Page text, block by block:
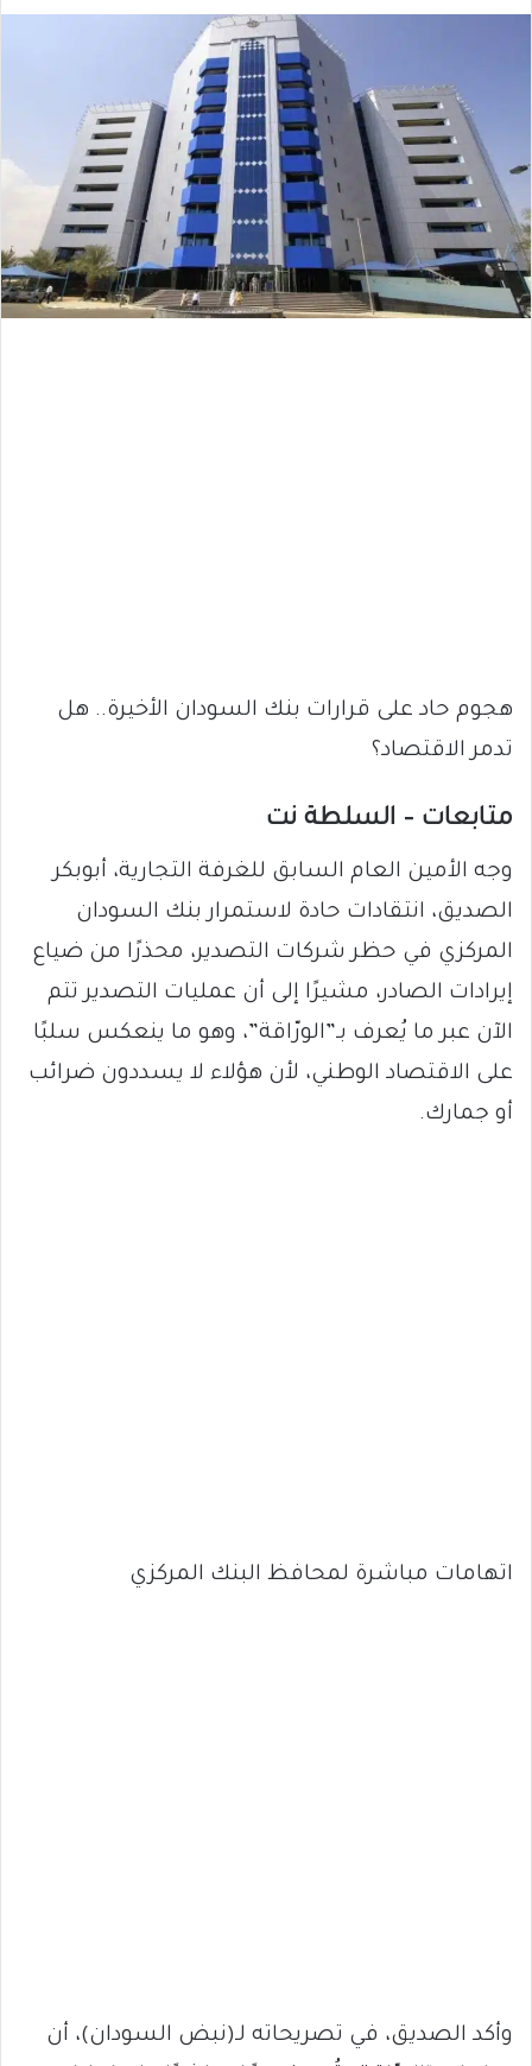
هجوم حاد على قرارات بنك السودان الأخيرة.. هل
تدمر الاقتصاد؟
متابعات – السلطة نت
وجه الأمين العام السابق للغرفة التجارية، أبوبكر
الصديق، انتقادات حادة لاستمرار بنك السودان
المركزي في حظر شركات التصدير، محذرًا من ضياع
إيرادات الصادر، مشيرًا إلى أن عمليات التصدير تتم
الآن عبر ما يُعرف بـ”الورّاقة”، وهو ما ينعكس سلبًا
على الاقتصاد الوطني، لأن هؤلاء لا يسددون ضرائب
أو جمارك.
اتهامات مباشرة لمحافظ البنك المركزي
وأكد الصديق، في تصريحاته لـ(نبض السودان)، أن